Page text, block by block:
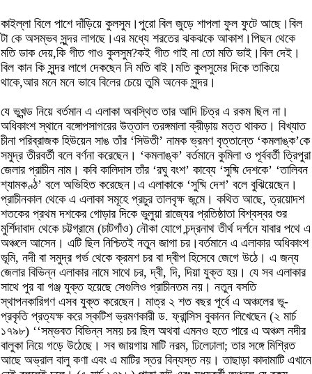
কাইল্লা বিলে পাশে দাঁড়িয়ে কুলসুম।পুরো বিল জুড়ে শাপলা ফুল ফুটে আছে।বিল
টা কে অসম্ভব সুন্দর লাগছে।এর মধ্যে শরতের ঝকঝকে আকাশ।পিছন থেকে
মতি ডাক দেয়,কি গীত গাও কুলসুম?কই গীত গাই না তো মতি ভাই।বিল দেই।
বিল কান কি সুন্দর লাগে দেকছেন নি মতি বাই।মতি কুলসুমের দিকে তাকিয়ে
থাকে,আর মনে মনে ভাবে বিলের চেয়ে তুমি অনেক সুন্দর।
যে ভূখন্ড নিয়ে বর্তমান এ এলাকা অবস্থিত তার আদি চিত্র এ রকম ছিল না।
অধিকাংশ স্থানে বঙ্গোপসাগরের উত্তাল তরঙ্গমালা ক্রীড়ায় মত্ত থাকত। বিখ্যাত
চীনা পরিব্রাজক হিউয়েন সাঙ তাঁর ‘সিউতী’ নামক ভ্রমণ বৃত্তান্তে ‘কমলাঙ্ক’কে
সমুদ্র তীরবর্তী বলে বর্ণনা করেছেন। ‘কমলাঙ্ক’ বর্তমানে কুমিলা ও পূর্ববর্তী ত্রিপুরা
জেলার প্রাচীন নাম। কবি কালিদাস তাঁর ‘রঘু বংশ’ কাব্যে ‘সুষ্মি দেশকে’ ‘তালিবন
শ্যামকণ্ঠ’ বলে অভিহিত করেছেন।এ এলাকাকে ‘সুষ্মি দেশ’ বলে বুঝিয়েছেন।
প্রাচীনকাল থেকে এ এলাকা সমূহে প্রচুর তালবৃক্ষ জন্মে। কথিত আছে, ত্রয়োদশ
শতকের প্রথম দশকের গোড়ার দিকে ভুলুয়া রাজ্যের প্রতিষ্ঠাতা বিশ্বস্বর শুর
মুর্শিদাবাদ থেকে চট্টগ্রামে (চাটগাঁও) নৌকা যোগে চন্দ্রনাথ তীর্থ দর্শনে যাবার পথে এ
অঞ্চলে আসেন। এটি ছিল নিশ্চিতই নতুন জাগা চর।বর্তমানে এ এলাকার অধিকাংশ
ভূমি, নদী বা সমুদ্র গর্ভ থেকে ক্রমশ চর বা দ্বীপ হিসেবে জেগে উঠে। এ জন্য
জেলার বিভিন্ন এলাকার নামে সাথে চর, দ্বী, দি, দিয়া যুক্ত হয়। যে সব এলাকার
সাথে পুর বা গঞ্জ যুক্ত হয়েছে সেগুলিও প্রাচীনতম নয়। নতুন বসতি
স্থাপনকারিগণ এসব যুক্ত করেছেন। মাত্র ২ শত বছর পূর্বে এ অঞ্চলের ভূ-
প্রকৃতি প্রত্যক্ষ করে স্কটিশ ভ্রমণকারী ড. ফ্রান্সিস বুকানন লিখেছেন (২ মার্চ
১৭৯৮) ‘‘সম্ভবত বিভিন্ন সময় চর ছিল অথবা এমনও হতে পারে এ অঞ্চল নদীর
বালুকা নিয়ে গড়ে উঠেছে। সব জায়গায় মাটি নরম, ঢিলেঢালা; তার সঙ্গে মিশ্রিত
আছে অভ্রাল বালু কণা এবং এ মাটির স্তর বিন্যস্ত নয়। তাছাড়া কাদামাটি এখানে